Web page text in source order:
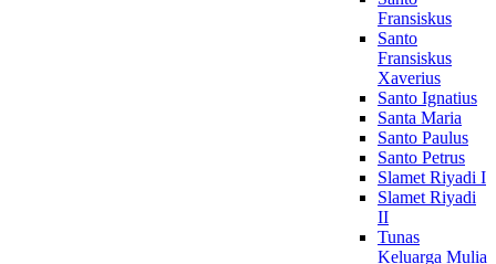
Fransiskus
Santo
Fransiskus
Xaverius
Santo Ignatius
Santa Maria
Santo Paulus
Santo Petrus
Slamet Riyadi I
Slamet Riyadi
II
Tunas
Keluarga Mulia